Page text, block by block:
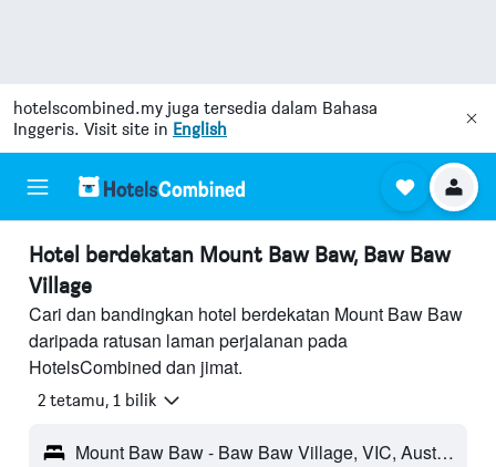
hotelscombined.my juga tersedia dalam Bahasa
Inggeris. Visit site in English
Hotel berdekatan Mount Baw Baw, Baw Baw
Village
Cari dan bandingkan hotel berdekatan Mount Baw Baw
daripada ratusan laman perjalanan pada
HotelsCombined dan jimat.
2 tetamu, 1 bilik
Mount Baw Baw - Baw Baw Village, VIC, Australia